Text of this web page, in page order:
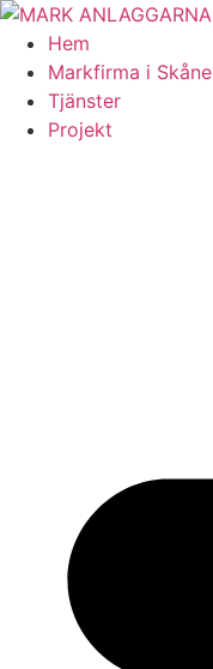
Skip
content
Hem
Markfirma i Skåne
Tjänster
Projekt